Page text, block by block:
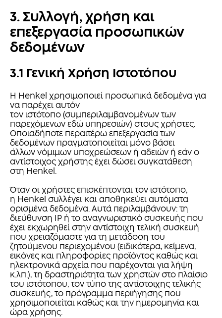
3. Συλλογή, χρήση και
επεξεργασία προσωπικών
δεδομένων
3.1 Γενική Χρήση Ιστοτόπου
Η Henkel χρησιμοποιεί προσωπικά δεδομένα για
να παρέχει αυτόν
τον ιστότοπο (συμπεριλαμβανομένων των
παρεχόμενων εδώ υπηρεσιών) στους χρήστες.
Οποιαδήποτε περαιτέρω επεξεργασία των
δεδομένων πραγματοποιείται μόνο βάσει
άλλων νόμιμων υποχρεώσεων ή αδειών ή εάν ο
αντίστοιχος χρήστης έχει δώσει συγκατάθεση
στη Henkel.
Όταν οι χρήστες επισκέπτονται τον ιστότοπο,
η Henkel συλλέγει και αποθηκεύει αυτόματα
ορισμένα δεδομένα. Αυτά περιλαμβάνουν: τη
διεύθυνση IP ή το αναγνωριστικό συσκευής που
έχει εκχωρηθεί στην αντίστοιχη τελική συσκευή
που χρειαζόμαστε για τη μετάδοση του
ζητούμενου περιεχομένου (ειδικότερα, κείμενα,
εικόνες και πληροφορίες προϊόντος καθώς και
ηλεκτρονικά αρχεία που παρέχονται για λήψη
κ.λπ.), τη δραστηριότητα των χρηστών στο πλαίσιο
του ιστότοπου, τον τύπο της αντίστοιχης τελικής
συσκευής, το πρόγραμμα περιήγησης που
χρησιμοποιείται καθώς και την ημερομηνία και
ώρα χρήσης.